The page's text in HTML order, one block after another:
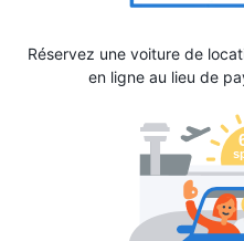
Réservez une voiture de
en ligne au lieu de